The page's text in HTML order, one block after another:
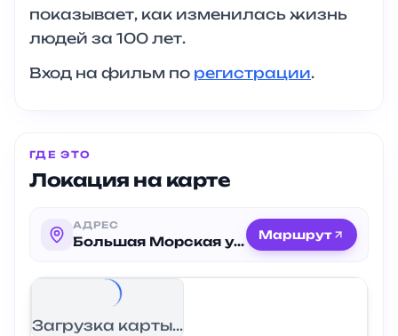
показывает, как изменилась жизнь
людей за 100 лет.
Вход на фильм по регистрации.
ГДЕ ЭТО
Локация на карте
АДРЕС
Большая Морская улица, 35 Маршрут
Загрузка карты...